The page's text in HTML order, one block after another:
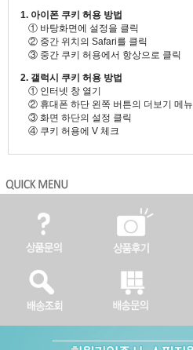
1. 아이폰 쿠키 허용 방법
① 바탕화면에 설정을 클릭
② 중간 위치의 Safari를 클릭
③ 중간 쿠키 허용에서 항상으로 클릭
2. 갤럭시 쿠키 허용 방법
① 인터넷 창 열기
② 휴대폰 하단 왼쪽 버튼의 더보기 메뉴
③ 화면 하단의 설정 클릭
④ 쿠키 허용에 V 체크